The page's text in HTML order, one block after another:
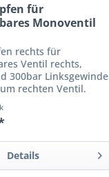
für
Monoventil
rechts für
Ventil rechts,
300bar Linksgewinde
rechten Ventil.
ist ein Artikel der
DIR ZONE GmbH
Details